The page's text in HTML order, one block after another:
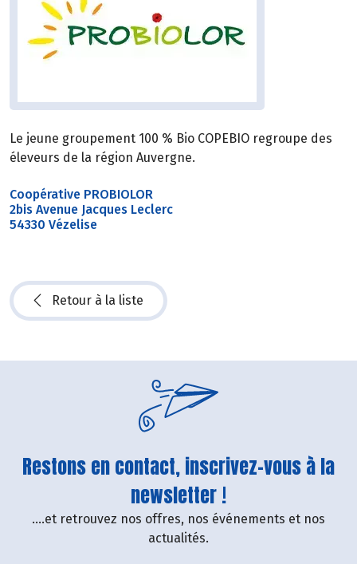
Le jeune groupement 100 % Bio COPEBIO regroupe des
éleveurs de la région Auvergne.
Coopérative PROBIOLOR
2bis Avenue Jacques Leclerc
54330 Vézelise
Retour à la liste
Restons en contact, inscrivez-vous à la
newsletter !
....et retrouvez nos offres, nos événements et nos
actualités.